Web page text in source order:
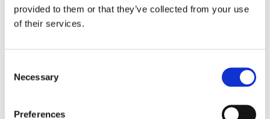
provided to them or that they’ve collected from your use
of their services.
Selection
Necessary
Preferences